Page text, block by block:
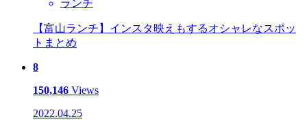
ランチ
【富山ランチ】インスタ映えもするオシャレなスポッ
トまとめ
8
150,146 Views
2022.04.25